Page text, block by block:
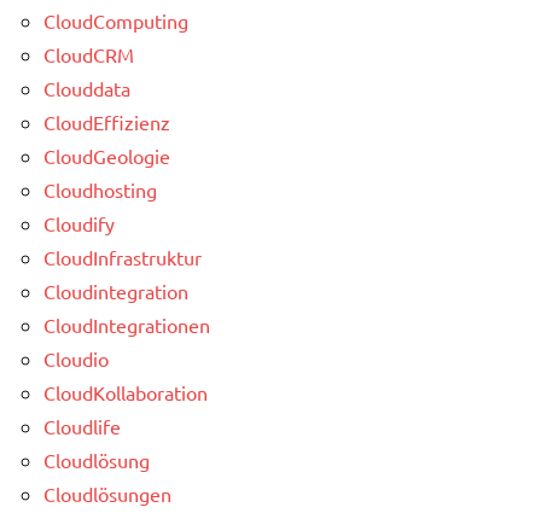
CloudComputing
CloudCRM
Clouddata
CloudEffizienz
CloudGeologie
Cloudhosting
Cloudify
CloudInfrastruktur
Cloudintegration
CloudIntegrationen
Cloudio
CloudKollaboration
Cloudlife
Cloudlösung
Cloudlösungen